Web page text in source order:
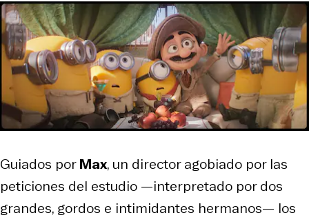
Guiados porMax, un director agobiado por las
peticiones del estudio —interpretado por dos
grandes, gordos e intimidantes hermanos— los